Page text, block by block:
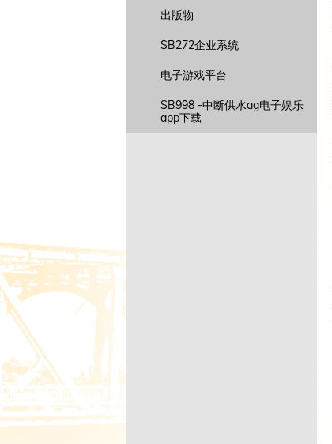
出版物
SB272企业系统
电子游戏平台
SB998 -中断供水ag电子娱乐
app下载